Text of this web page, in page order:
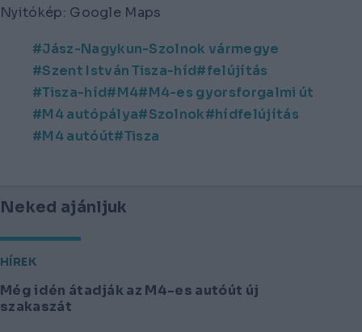
Nyitókép: Google Maps
Jász-Nagykun-Szolnok vármegye
Szent István Tisza-híd
felújítás
Tisza-híd
M4
M4-es gyorsforgalmi út
M4 autópálya
Szolnok
hídfelújítás
M4 autóút
Tisza
Neked ajánljuk
HÍREK
Még idén átadják az M4-es autóút új
szakaszát